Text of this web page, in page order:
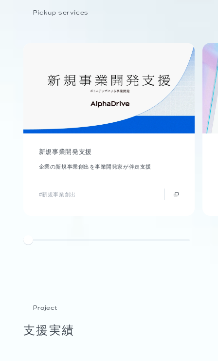
Pickup services
新規事業開発支援
企業の新規事業創出を事業開発家が伴走支援
#新規事業創出
Project
支援実績